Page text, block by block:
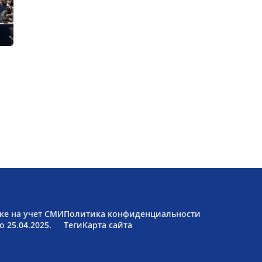
на учет СМИ
25.04.2025.
Политика конфиденциальности
ТегиКарта сайта